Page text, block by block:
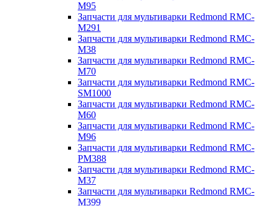
M95
Запчасти для мультиварки Redmond RMC-
M291
Запчасти для мультиварки Redmond RMC-
M38
Запчасти для мультиварки Redmond RMC-
M70
Запчасти для мультиварки Redmond RMC-
SM1000
Запчасти для мультиварки Redmond RMC-
M60
Запчасти для мультиварки Redmond RMC-
M96
Запчасти для мультиварки Redmond RMC-
PM388
Запчасти для мультиварки Redmond RMC-
M37
Запчасти для мультиварки Redmond RMC-
M399